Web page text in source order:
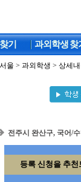
찾기 과외학생찾
서울 > 과외학생 > 상세
전주시 완산구, 국어/
등록 신청을 추천